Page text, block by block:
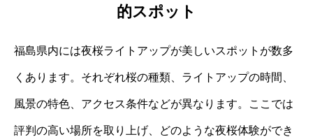
的スポット
福島県内には夜桜ライトアップが美しいスポットが数多
くあります。それぞれ桜の種類、ライトアップの時間、
風景の特色、アクセス条件などが異なります。ここでは
評判の高い場所を取り上げ、どのような夜桜体験ができ